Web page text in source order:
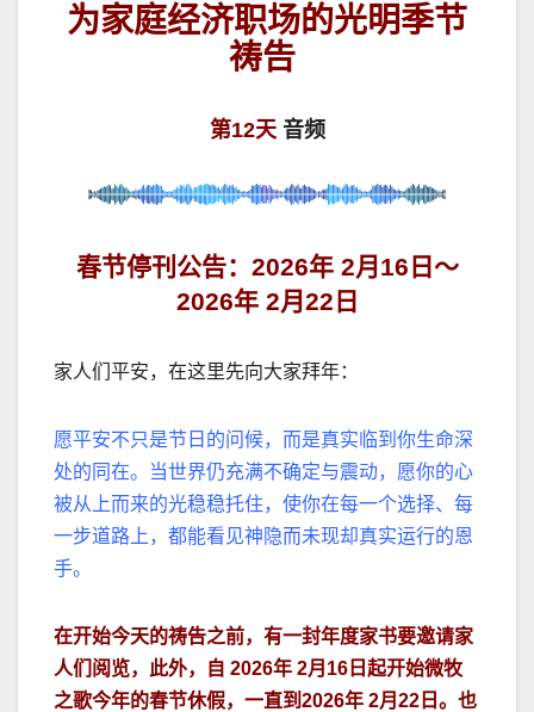
为家庭经济职场的光明季节
祷告
第12天 音频
春节停刊公告：2026年 2月16日～
2026年 2月22日
家人们平安，在这里先向大家拜年：
愿平安不只是节日的问候，而是真实临到你生命深
处的同在。当世界仍充满不确定与震动，愿你的心
被从上而来的光稳稳托住，使你在每一个选择、每
一步道路上，都能看见神隐而未现却真实运行的恩
手。
在开始今天的祷告之前，有一封年度家书要邀请家
人们阅览，此外，自 2026年 2月16日起开始微牧
之歌今年的春节休假，一直到2026年 2月22日。也